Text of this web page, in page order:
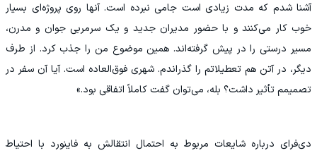
آشنا شدم که مدت زیادی است جامی نبرده است. آنها روی پروژه‌ای بسیار
خوب کار می‌کنند و با حضور مدیران جدید و یک سرمربی جوان و مدرن،
مسیر درستی را در پیش گرفته‌اند. همین موضوع من را جذب کرد. از طرف
دیگر، در آتن هم تعطیلاتم را گذراندم. شهری فوق‌العاده است. آیا آن سفر در
تصمیمم تأثیر داشت؟ بله، می‌توان گفت کاملاً اتفاقی بود.»
دی‌فرای درباره شایعات مربوط به احتمال انتقالش به فاینورد با احتیاط